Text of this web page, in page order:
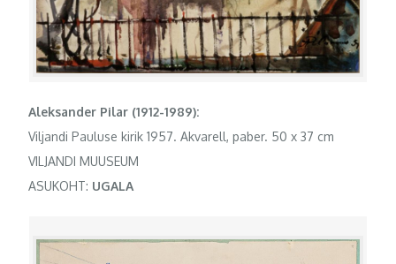
Aleksander Pilar (1912-1989):
Viljandi Pauluse kirik 1957. Akvarell, paber. 50 x 37 cm
VILJANDI MUUSEUM
ASUKOHT: UGALA